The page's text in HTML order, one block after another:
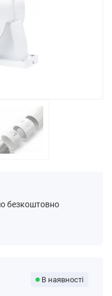
безкоштовно
В наявності